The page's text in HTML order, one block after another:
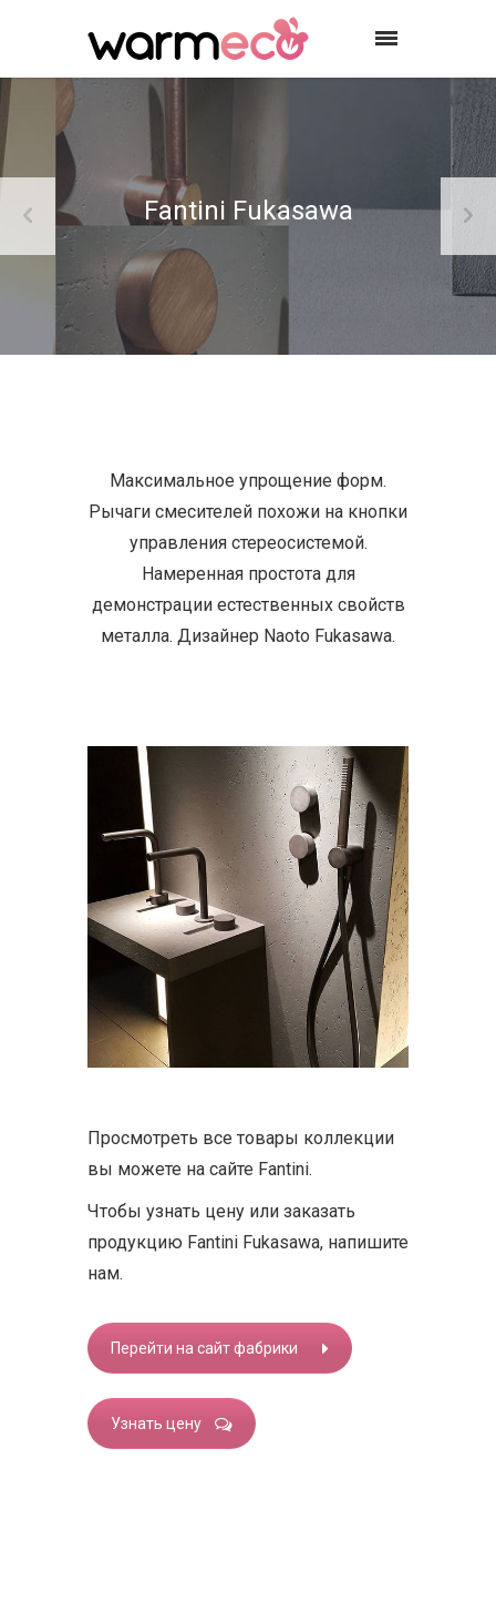
Fantini Fukasawa
Максимальное упрощение форм.
Рычаги смесителей похожи на кнопки
управления стереосистемой.
Намеренная простота для
демонстрации естественных свойств
металла. Дизайнер Naoto Fukasawa.
Просмотреть все товары коллекции
вы можете на сайте Fantini.
Чтобы узнать цену или заказать
продукцию Fantini Fukasawa, напишите
нам.
Перейти на сайт фабрики
Узнать цену